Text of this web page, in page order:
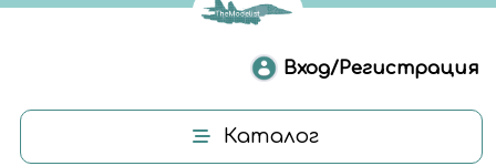
Вход/Регистрация
Каталог